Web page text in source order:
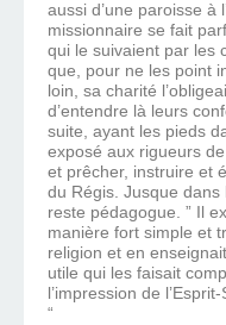
aussi d’une paroisse à
missionnaire se fait
qui le suivaient par les
que, pour ne les point
loin, sa charité
d’entendre là leurs
suite, ayant les pieds
exposé aux rigueurs
et prêcher, instruire et
du Régis. Jusque
reste pédagogue. ” Il
manière fort simple et
religion et en
utile qui les faisait
l’impression de
“